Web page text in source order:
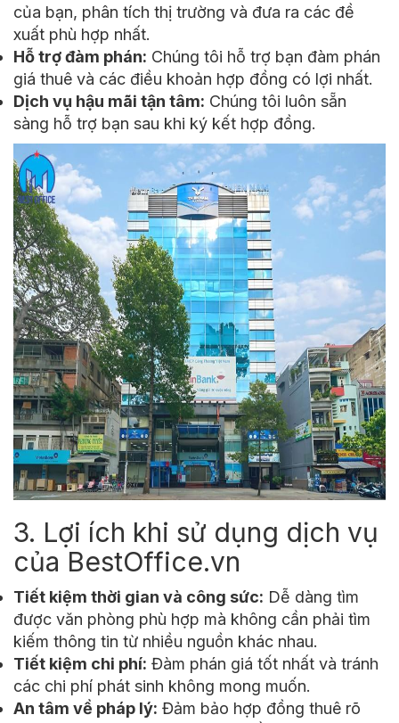
của bạn, phân tích thị trường và đưa ra các đề
xuất phù hợp nhất.
Hỗ trợ đàm phán: Chúng tôi hỗ trợ bạn đàm phán
giá thuê và các điều khoản hợp đồng có lợi nhất.
Dịch vụ hậu mãi tận tâm: Chúng tôi luôn sẵn
sàng hỗ trợ bạn sau khi ký kết hợp đồng.
3. Lợi ích khi sử dụng dịch vụ
của BestOffice.vn
Tiết kiệm thời gian và công sức: Dễ dàng tìm
được văn phòng phù hợp mà không cần phải tìm
kiếm thông tin từ nhiều nguồn khác nhau.
Tiết kiệm chi phí: Đàm phán giá tốt nhất và tránh
các chi phí phát sinh không mong muốn.
An tâm về pháp lý: Đảm bảo hợp đồng thuê rõ